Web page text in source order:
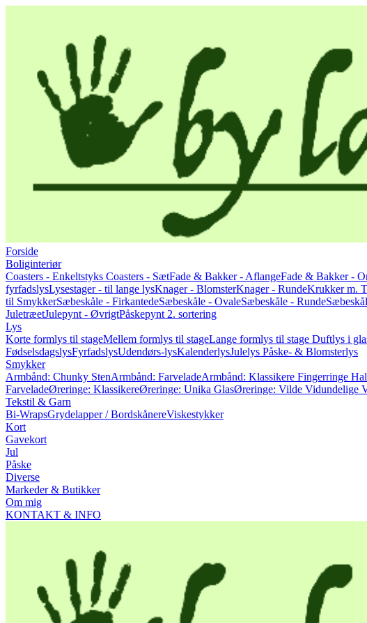
Forside
Boliginteriør
Coasters - Enkeltstyks Coasters - SætFade & Bakker - AflangeFade & Bakker -
fyrfadslysLysestager - til lange lysKnager - BlomsterKnager - RundeKrukker m.
til SmykkerSæbeskåle - FirkantedeSæbeskåle - OvaleSæbeskåle - Runde
JuletræetJulepynt - ØvrigtPåskepynt 2. sortering
Lys
Korte formlys til stageMellem formlys til stageLange formlys til stage Duftlys i
FødselsdagslysFyrfadslysUdendørs-lysKalenderlysJulelys Påske- & Blomsterlys
Smykker
Armbånd: Chunky StenArmbånd: FarveladeArmbånd: Klassikere Fingerringe
FarveladeØreringe: KlassikereØreringe: Unika GlasØreringe: Vilde Vidundelige
Tekstil & Garn
Bi-WrapsGrydelapper / BordskånereViskestykker
Kort
Gavekort
Jul
Påske
Diverse
Markeder & Butikker
Om mig
KONTAKT & INFO